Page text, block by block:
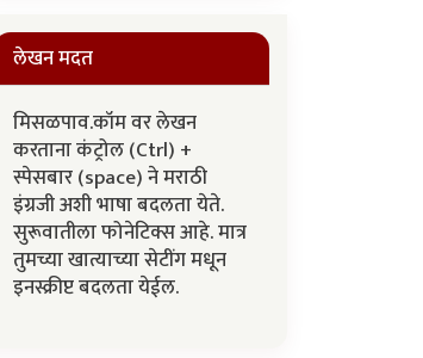
लेखन मदत
मिसळपाव.कॉम वर लेखन
करताना कंट्रोल (Ctrl) +
स्पेसबार (space) ने मराठी
इंग्रजी अशी भाषा बदलता येते.
सुरूवातीला फोनेटिक्स आहे. मात्र
तुमच्या खात्याच्या सेटींग मधून
इनस्क्रीप्ट बदलता येईल.